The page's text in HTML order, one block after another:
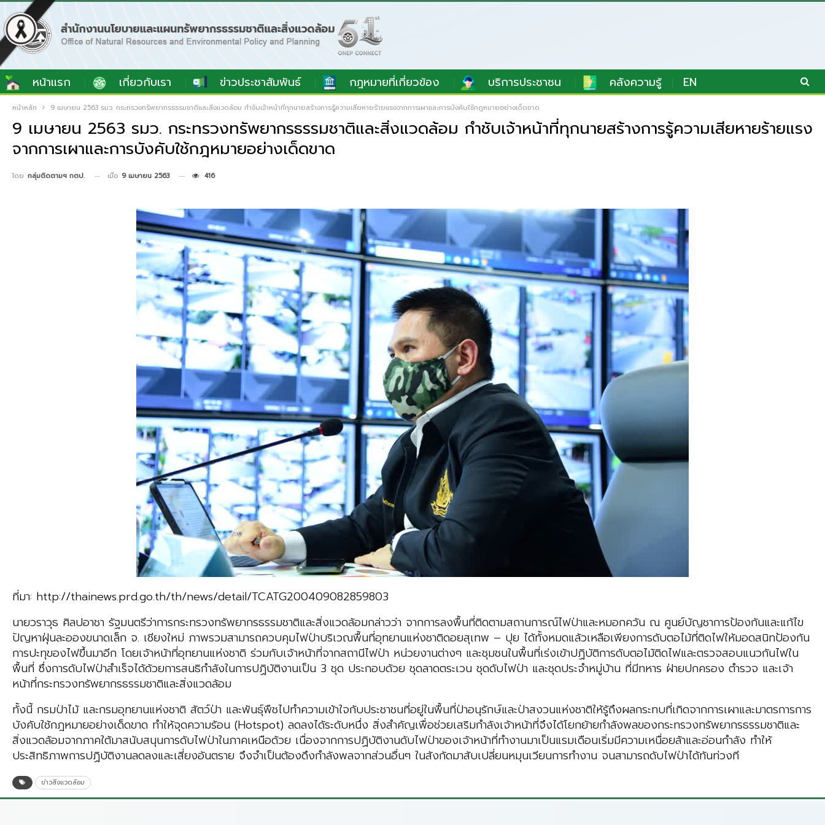
หน้าแรก เกี่ยวกับเรา ข่าวประชาสัมพันธ์ กฎหมายที่เกี่ยวข้อง บริการประชาชน คลังความรู้ EN
หน้าหลัก 9 เมษายน 2563 รมว. กระทรวงทรัพยากรธรรมชาติและสิ่งแวดล้อม กำชับเจ้าหน้าที่ทุกนายสร้างการรู้ความเสียหายร้ายแรงจากการเผาและการบังคับใช้กฎหมายอย่างเด็ดขาด
9 เมษายน 2563 รมว. กระทรวงทรัพยากรธรรมชาติและสิ่งแวดล้อม กำชับเจ้าหน้าที่ทุกนายสร้างการรู้ความเสียหายร้ายแรง
จากการเผาและการบังคับใช้กฎหมายอย่างเด็ดขาด
โดย กลุ่มติดตามฯ กตป. เมื่อ 9 เมษายน 2563 416
ที่มา: http://thainews.prd.go.th/th/news/detail/TCATG200409082859803
นายวราวุธ ศิลปอาชา รัฐมนตรีว่าการกระทรวงทรัพยากรธรรมชาติและสิ่งแวดล้อมกล่าวว่า จากการลงพื้นที่ติดตามสถานการณ์ไฟป่าและหมอกควัน ณ ศูนย์บัญชาการป้องกันและแก้ไข
ปัญหาฝุ่นละอองขนาดเล็ก จ. เชียงใหม่ ภาพรวมสามารถควบคุมไฟป่าบริเวณพื้นที่อุทยานแห่งชาติดอยสุเทพ – ปุย ได้ทั้งหมดแล้วเหลือเพียงการดับตอไม้ที่ติดไฟให้มอดสนิทป้องกัน
การปะทุของไฟขึ้นมาอีก โดยเจ้าหน้าที่อุทยานแห่งชาติ ร่วมกับเจ้าหน้าที่จากสถานีไฟป่า หน่วยงานต่างๆ และชุมชนในพื้นที่เร่งเข้าปฏิบัติการดับตอไม้ติดไฟและตรวจสอบแนวกันไฟใน
พื้นที่ ซึ่งการดับไฟป่าสำเร็จได้ด้วยการสนธิกำลังในการปฏิบัติงานเป็น 3 ชุด ประกอบด้วย ชุดลาดตระเวน ชุดดับไฟป่า และชุดประจำหมู่บ้าน ที่มีทหาร ฝ่ายปกครอง ตำรวจ และเจ้า
หน้าที่กระทรวงทรัพยากรธรรมชาติและสิ่งแวดล้อม
ทั้งนี้ กรมป่าไม้ และกรมอุทยานแห่งชาติ สัตว์ป่า และพันธุ์พืชไปทำความเข้าใจกับประชาชนที่อยู่ในพื้นที่ป่าอนุรักษ์และป่าสงวนแห่งชาติให้รู้ถึงผลกระทบที่เกิดจากการเผาและมาตรการการ
บังคับใช้กฎหมายอย่างเด็ดขาด ทำให้จุดความร้อน (Hotspot) ลดลงได้ระดับหนึ่ง สิ่งสำคัญเพื่อช่วยเสริมกำลังเจ้าหน้าที่จึงได้โยกย้ายกำลังพลของกระทรวงทรัพยากรธรรมชาติและ
สิ่งแวดล้อมจากภาคใต้มาสนับสนุนการดับไฟป่าในภาคเหนือด้วย เนื่องจากการปฏิบัติงานดับไฟป่าของเจ้าหน้าที่ทำงานมาเป็นแรมเดือนเริ่มมีความเหนื่อยล้าและอ่อนกำลัง ทำให้
ประสิทธิภาพการปฏิบัติงานลดลงและเสี่ยงอันตราย จึงจำเป็นต้องดึงกำลังพลจากส่วนอื่นๆ ในสังกัดมาสับเปลี่ยนหมุนเวียนการทำงาน จนสามารถดับไฟป่าได้ทันท่วงที
ข่าวสิ่งแวดล้อม